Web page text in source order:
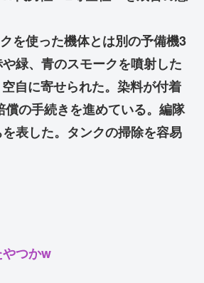
を使った機体とは別の予備機3
緑、青のスモークを噴射した
自に寄せられた。染料が付着
の手続きを進めている。編隊
表した。タンクの掃除を容易
つかw